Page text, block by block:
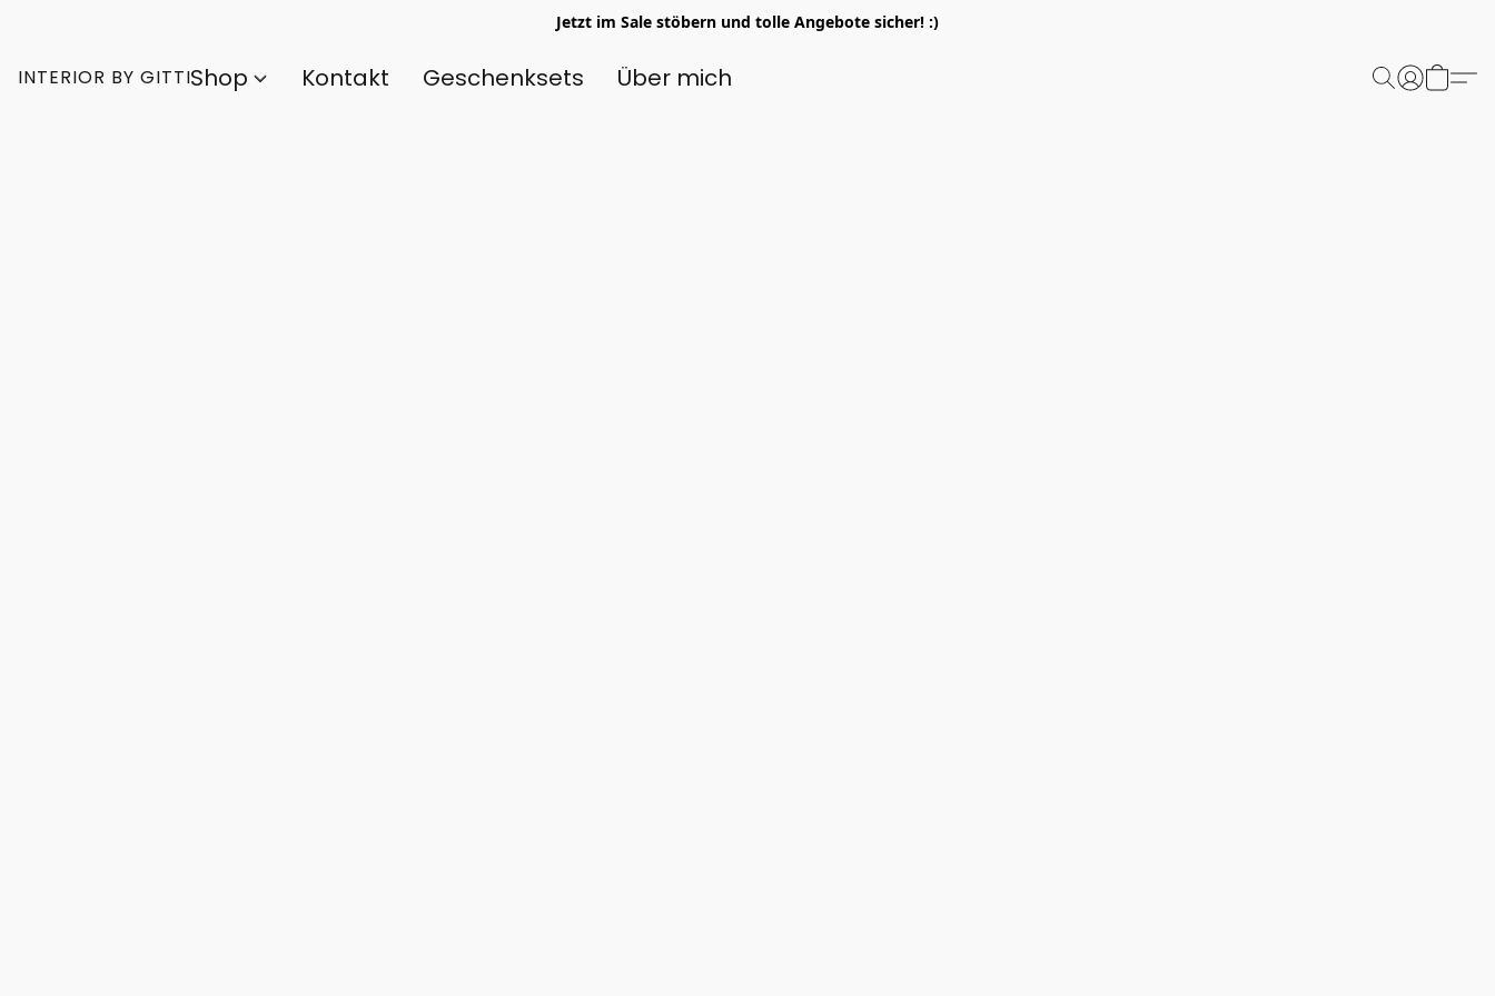
Jetzt im Sale stöbern und tolle Angebote sicher! :)
INTERIOR BY GITTIShop Kontakt Geschenksets Über mich